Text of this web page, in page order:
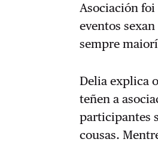
Asociación foi
eventos
sempre
Delia explica
teñen a
participantes
cousas.